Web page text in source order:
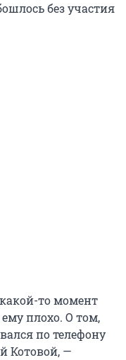
без участия
то момент
плохо. О том,
по телефону
Котовой, —